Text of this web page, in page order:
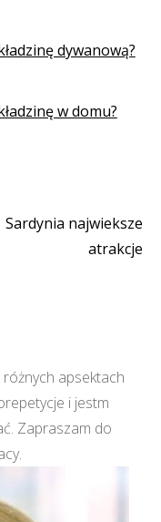
dywanową?
w domu?
Sardynia najwieksze
atrakcje
apsektach
i jestm
Zapraszam do